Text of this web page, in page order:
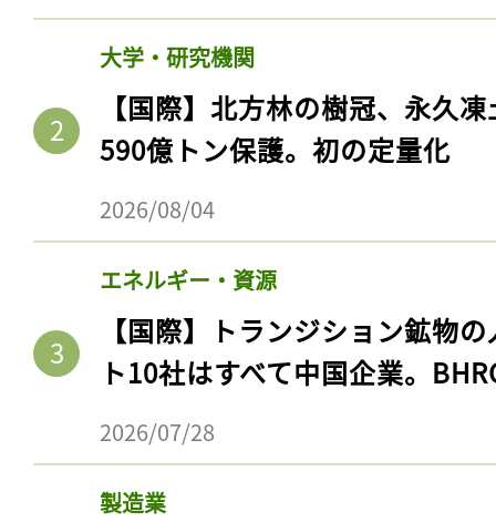
大学・研究機関
【国際】北方林の樹冠、永久
590億トン保護。初の定量化
2026/08/04
エネルギー・資源
【国際】トランジション鉱物
ト10社はすべて中国企業。
2026/07/28
製造業